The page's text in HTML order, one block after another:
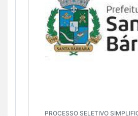
PROCESSO SELETIVO